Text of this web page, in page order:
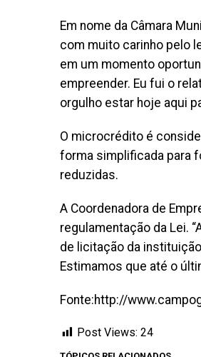
Em nome da Câmara
com muito carinho pelo
em um momento
empreender. Eu fui o
orgulho estar hoje aqui
O microcrédito é
forma simplificada para
reduzidas.
A Coordenadora de
regulamentação da Lei.
de licitação da
Estimamos que até o
Fonte:http://
Post Views: 24